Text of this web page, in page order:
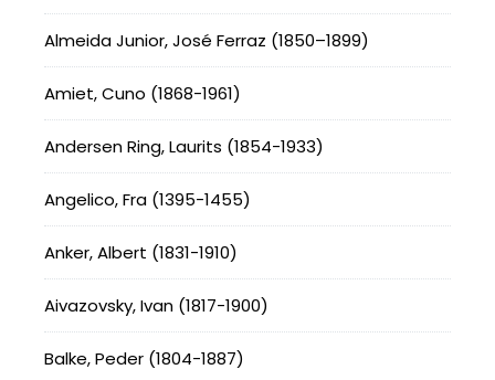
Almeida Junior, José Ferraz (1850–1899)
Amiet, Cuno (1868-1961)
Andersen Ring, Laurits (1854-1933)
Angelico, Fra (1395-1455)
Anker, Albert (1831-1910)
Aivazovsky, Ivan (1817-1900)
Balke, Peder (1804-1887)